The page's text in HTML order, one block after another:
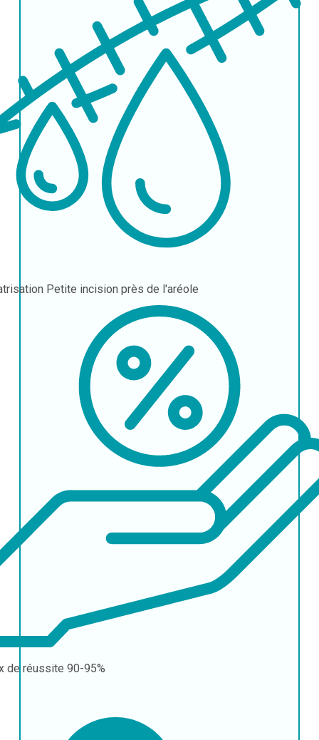
Petite incision près de l'aréole
de réussite 90-95%